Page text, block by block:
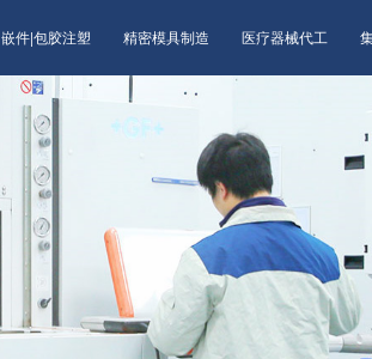
嵌件|包胶注塑 精密模具制造 医疗器械代工